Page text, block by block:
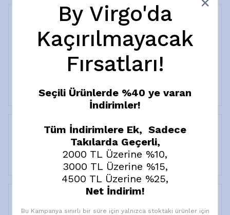
3 ürün aldım hepsine bayıldım kolye boyutu benm
istediğim gibi duruşu kalitesi çok iyi
Satın Alınmış
By Virgo'da
Kaçırılmayacak
Fırsatları!
Seçili Ürünlerde %40 ye varan
İndirimler!
Tüm İndirimlere Ek, Sadece
Takılarda Geçerli,
2000 TL Üzerine %10,
3000 TL Üzerine %15,
4500 TL Üzerine %25,
Net İndirim!
Bu Kampanya sınırlı bir süre için yalnızca stoktaki ürünler için